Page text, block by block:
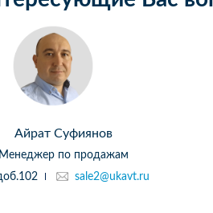
Айрат Суфиянов
Менеджер по продажам
sale2@ukavt.ru